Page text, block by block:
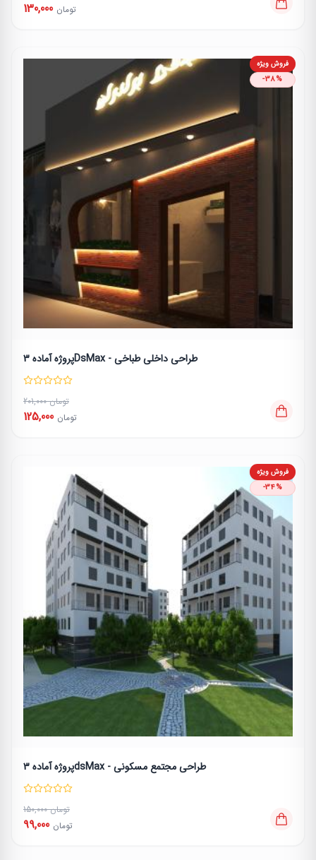
130,000 تومان
فروش ویژه
-38%
پروژه آماده 3DsMax - طراحی داخلی طباخی
201,000 تومان
125,000 تومان
فروش ویژه
-34%
پروژه آماده 3dsMax - طراحی مجتمع مسکونی
150,000 تومان
99,000 تومان